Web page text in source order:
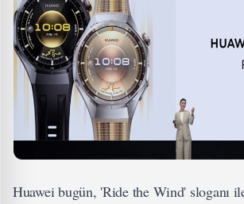
Huawei bugün, 'Ride the Wind' sloganı